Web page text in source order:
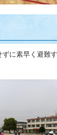
に素早く避難